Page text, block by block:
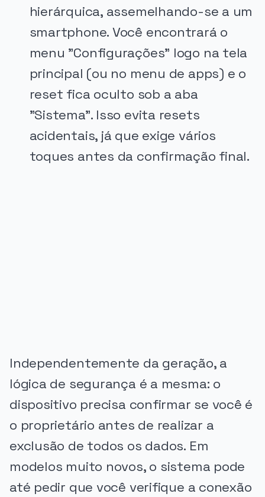
hierárquica, assemelhando-se a um
smartphone. Você encontrará o
menu "Configurações" logo na tela
principal (ou no menu de apps) e o
reset fica oculto sob a aba
"Sistema". Isso evita resets
acidentais, já que exige vários
toques antes da confirmação final.
Independentemente da geração, a
lógica de segurança é a mesma: o
dispositivo precisa confirmar se você é
o proprietário antes de realizar a
exclusão de todos os dados. Em
modelos muito novos, o sistema pode
até pedir que você verifique a conexão